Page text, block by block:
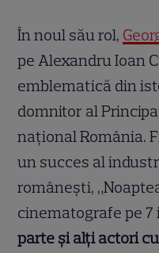
În noul său rol,
pe Alexandru Ioan
emblematică din
domnitor al
național România.
un succes al
românești,
cinematografe pe
parte și alți actori